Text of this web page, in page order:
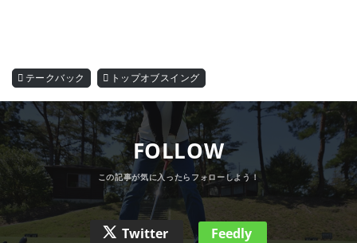
テークバック トップオブスイング
FOLLOW
Twitter Feedly